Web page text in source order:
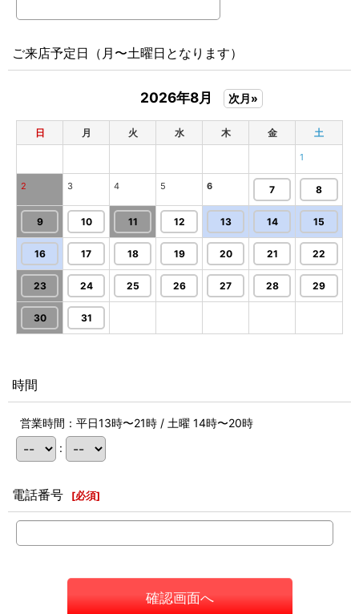
ご来店予定日（月〜土曜日となります）
2026年8月 次月»
日 月 火 水 木 金 土
1
2 3 4 5 6 7 8
9 10 11 12 13 14 15
16 17 18 19 20 21 22
23 24 25 26 27 28 29
30 31
時間
営業時間：平日13時〜21時 / 土曜 14時〜20時
:
電話番号 [必須]
確認画面へ